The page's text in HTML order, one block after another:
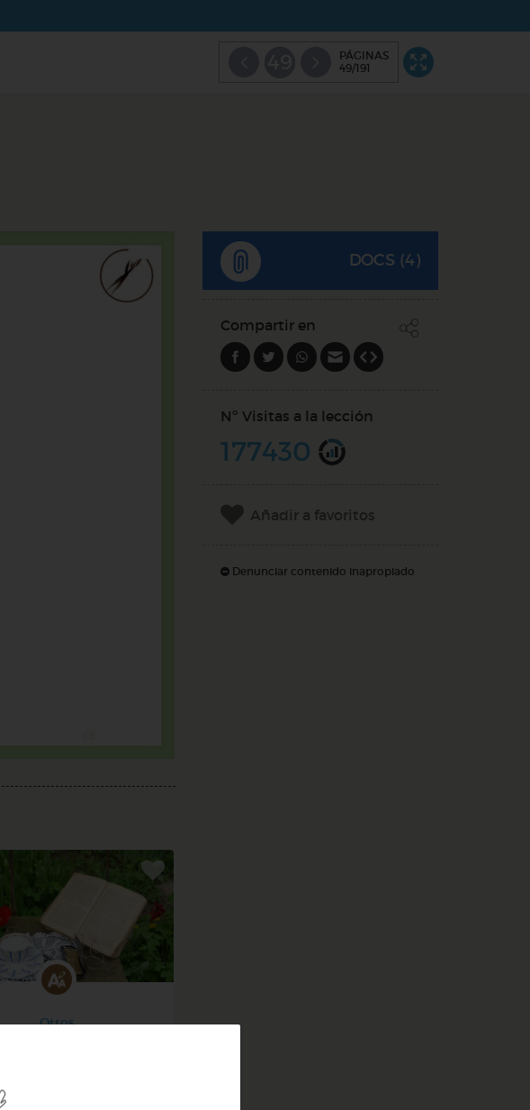
PÁGINAS
49/191
Otros
@Webparaelespanol
DOCS (4)
Compartir en
Nº Visitas a la lección
177430
Añadir a favoritos
Denunciar contenido inapropiado